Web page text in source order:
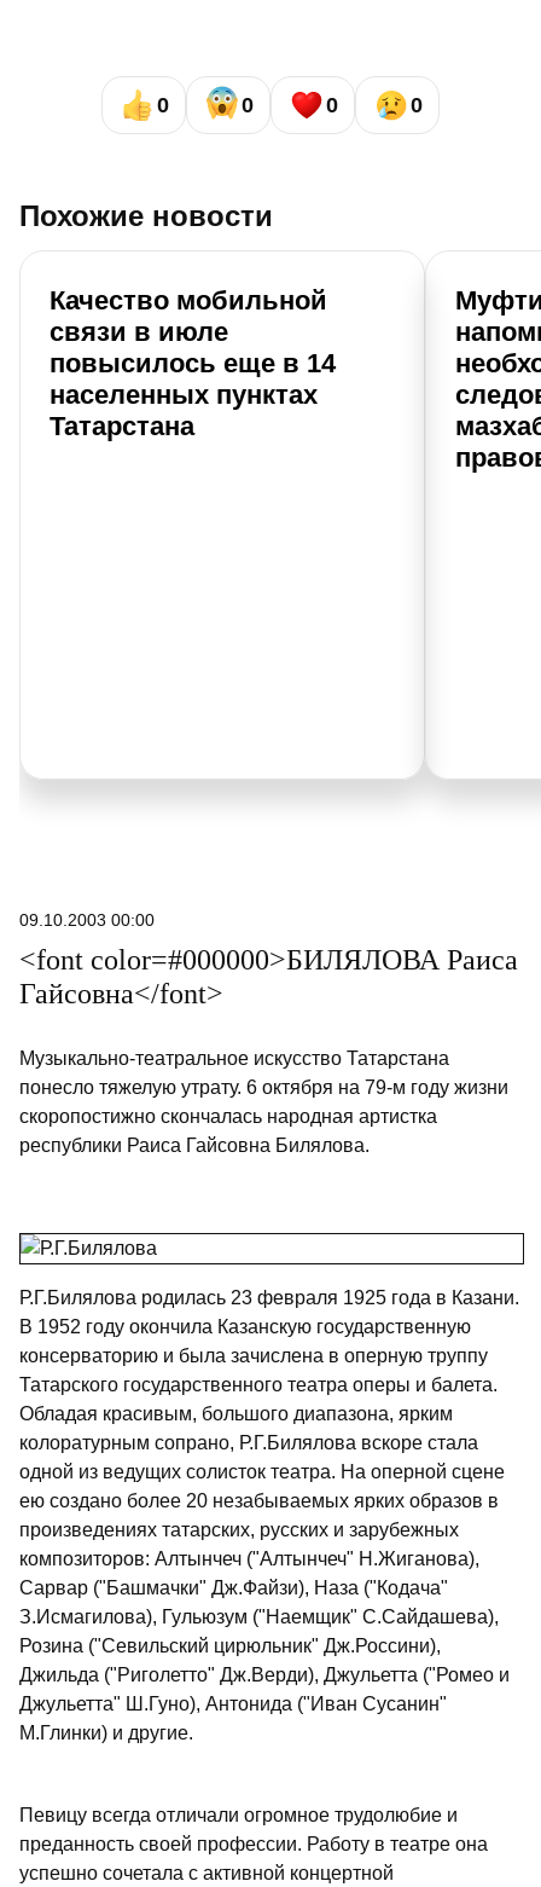
0 0 0 0
Похожие новости
Качество мобильной
связи в июле
повысилось еще в 14
населенных пунктах
Татарстана
09.10.2003 00:00
<font color=#000000>БИЛЯЛОВА Раиса
Гайсовна</font>
Музыкально-театральное искусство Татарстана
понесло тяжелую утрату. 6 октября на 79-м году жизни
скоропостижно скончалась народная артистка
республики Раиса Гайсовна Билялова.
Р.Г.Билялова родилась 23 февраля 1925 года в Казани.
В 1952 году окончила Казанскую государственную
консерваторию и была зачислена в оперную труппу
Татарского государственного театра оперы и балета.
Обладая красивым, большого диапазона, ярким
колоратурным сопрано, Р.Г.Билялова вскоре стала
одной из ведущих солисток театра. На оперной сцене
ею создано более 20 незабываемых ярких образов в
произведениях татарских, русских и зарубежных
композиторов: Алтынчеч ("Алтынчеч" Н.Жиганова),
Сарвар ("Башмачки" Дж.Файзи), Наза ("Кодача"
З.Исмагилова), Гульюзум ("Наемщик" С.Сайдашева),
Розина ("Севильский цирюльник" Дж.Россини),
Джильда ("Риголетто" Дж.Верди), Джульетта ("Ромео и
Джульетта" Ш.Гуно), Антонида ("Иван Сусанин"
М.Глинки) и другие.
Певицу всегда отличали огромное трудолюбие и
преданность своей профессии. Работу в театре она
успешно сочетала с активной концертной